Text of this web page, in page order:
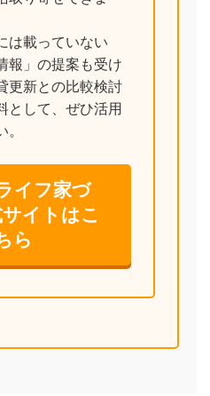
は載っていない
報」の提案も受け
更新との比較検討
として、ぜひ活用
イフ家づ
イトはこ
ら